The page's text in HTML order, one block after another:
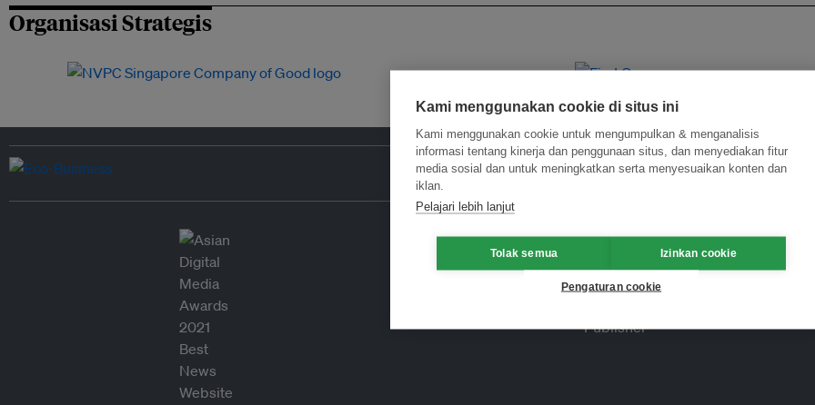
Organisasi Strategis
Kami menggunakan cookie di situs ini
Kami menggunakan cookie untuk mengumpulkan & menganalisis
informasi tentang kinerja dan penggunaan situs, dan menyediakan fitur
media sosial dan untuk meningkatkan serta menyesuaikan konten dan
iklan.
Pelajari lebih lanjut
Tolak semua Izinkan cookie
Pengaturan cookie